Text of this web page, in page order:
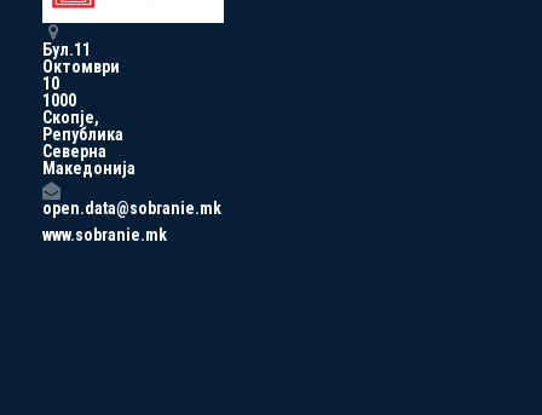
Бул.11
Октомври
10
1000
Скопје,
Република
Северна
Македонија
open.data@sobranie.mk
www.sobranie.mk